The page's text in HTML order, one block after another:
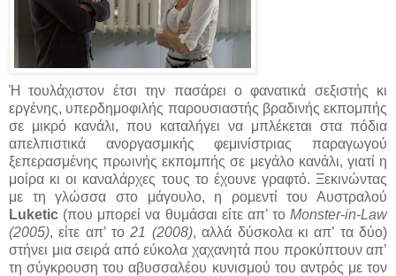
Ή τουλάχιστον έτσι την πασάρει ο φανατικά σεξιστής κι
εργένης, υπερδημοφιλής παρουσιαστής βραδινής εκπομπής
σε μικρό κανάλι, που καταλήγει να μπλέκεται στα πόδια
απελπιστικά ανοργασμικής φεμινίστριας παραγωγού
ξεπερασμένης πρωινής εκπομπής σε μεγάλο κανάλι, γιατί η
μοίρα κι οι καναλάρχες τους το έχουνε γραφτό. Ξεκινώντας
με τη γλώσσα στο μάγουλο, η ρομεντί του Αυστραλού
Luketic (που μπορεί να θυμάσαι είτε απ’ το Monster-in-Law
(2005), είτε απ’ το21 (2008), αλλά δύσκολα κι απ’ τα δύο)
στήνει μια σειρά από εύκολα χαχανητά που προκύπτουν απ’
τη σύγκρουση του αβυσσαλέου κυνισμού του αντρός με τον